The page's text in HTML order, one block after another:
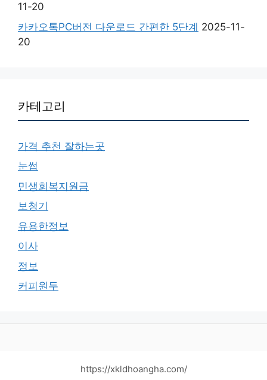
11-20
카카오톡PC버전 다운로드 간편한 5단계 2025-11-
20
카테고리
가격 추천 잘하는곳
눈썹
민생회복지원금
보청기
유용한정보
이사
정보
커피원두
https://xkldhoangha.com/